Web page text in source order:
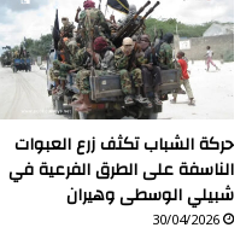
حركة الشباب تكثف زرع العبوات
الناسفة على الطرق الفرعية في
شبيلي الوسطى وهيران
30/04/2026